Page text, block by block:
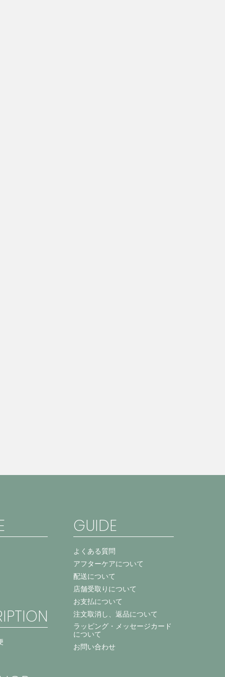
GUIDE
よくある質問
アフターケアについて
配送について
店舗受取りについて
お支払について
注文取消し、返品について
ラッピング・メッセージカード
について
お問い合わせ